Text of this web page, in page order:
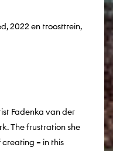
2022 en troosttrein,
Fadenka van der
The frustration she
– in this